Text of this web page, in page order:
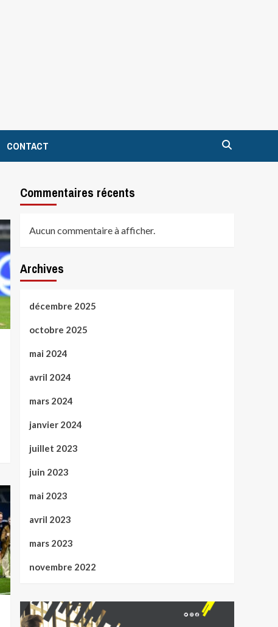
CONTACT
Commentaires récents
Aucun commentaire à afficher.
Archives
décembre 2025
octobre 2025
mai 2024
avril 2024
mars 2024
janvier 2024
juillet 2023
juin 2023
mai 2023
avril 2023
mars 2023
novembre 2022